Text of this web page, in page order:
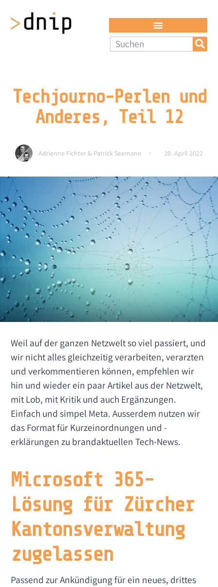
Techjourno-Perlen und
Anderes, Teil 12
Adrienne Fichter & Patrick Seemann 19. April 2022
Weil auf der ganzen Netzwelt so viel passiert, und
wir nicht alles gleichzeitig verarbeiten, verarzten
und verkommentieren können, empfehlen wir
hin und wieder ein paar Artikel aus der Netzwelt,
mit Lob, mit Kritik und auch Ergänzungen.
Einfach und simpel Meta. Ausserdem nutzen wir
das Format für Kurzeinordnungen und -
erklärungen zu brandaktuellen Tech-News.
Microsoft 365-
Lösung für Zürcher
Kantonsverwaltung
zugelassen
Passend zur Ankündigung für ein neues, drittes